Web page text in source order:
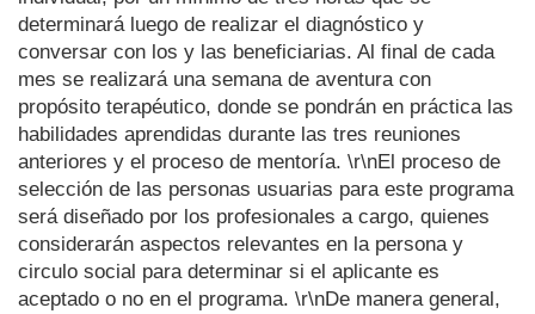
determinará luego de realizar el diagnóstico y
conversar con los y las beneficiarias. Al final de cada
mes se realizará una semana de aventura con
propósito terapéutico, donde se pondrán en práctica las
habilidades aprendidas durante las tres reuniones
anteriores y el proceso de mentoría. \r\nEl proceso de
selección de las personas usuarias para este programa
será diseñado por los profesionales a cargo, quienes
considerarán aspectos relevantes en la persona y
circulo social para determinar si el aplicante es
aceptado o no en el programa. \r\nDe manera general,